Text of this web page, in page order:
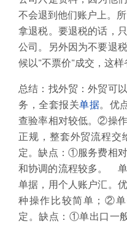
不会退到他们账户上。
拿退税。要退税的话，
公司。另外因为不要退
候以"不票价"成交，这样
总结：找外贸：外贸可
务，全套报关单据。优
查验率相对较低。②操
正规，整套外贸流程
定。缺点：①服务费相
和协调的流程较多。
单据，用个人账户汇。
种操作比较简单；②单
定。缺点：①单出口一